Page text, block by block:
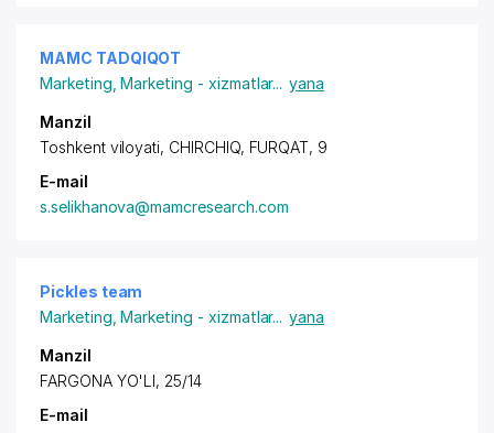
MAMC TADQIQOT
Marketing ,Marketing - xizmatlar... yana
Manzil
Toshkent viloyati, CHIRCHIQ, FURQAT, 9
E-mail
s.selikhanova@mamcresearch.com
Pickles team
Marketing ,Marketing - xizmatlar... yana
Manzil
FARGONA YO'LI, 25/14
E-mail